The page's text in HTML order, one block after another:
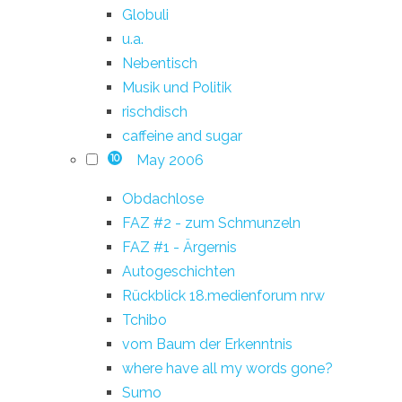
Globuli
u.a.
Nebentisch
Musik und Politik
rischdisch
caffeine and sugar
10 May 2006
Obdachlose
FAZ #2 - zum Schmunzeln
FAZ #1 - Ärgernis
Autogeschichten
Rückblick 18.medienforum nrw
Tchibo
vom Baum der Erkenntnis
where have all my words gone?
Sumo